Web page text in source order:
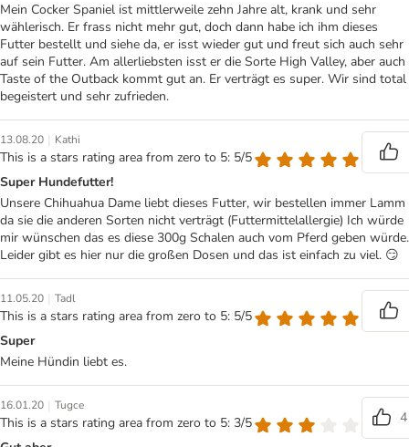
Mein Cocker Spaniel ist mittlerweile zehn Jahre alt, krank und sehr
wählerisch. Er frass nicht mehr gut, doch dann habe ich ihm dieses
Futter bestellt und siehe da, er isst wieder gut und freut sich auch sehr
auf sein Futter. Am allerliebsten isst er die Sorte High Valley, aber auch
Taste of the Outback kommt gut an. Er verträgt es super. Wir sind total
begeistert und sehr zufrieden.
13.08.20 | Kathi
This is a stars rating area from zero to 5: 5/5
Super Hundefutter!
Unsere Chihuahua Dame liebt dieses Futter, wir bestellen immer Lamm
da sie die anderen Sorten nicht verträgt (Futtermittelallergie) Ich würde
mir wünschen das es diese 300g Schalen auch vom Pferd geben würde.
Leider gibt es hier nur die großen Dosen und das ist einfach zu viel. 😏
11.05.20 | Tadl
This is a stars rating area from zero to 5: 5/5
Super
Meine Hündin liebt es.
16.01.20 | Tugce
This is a stars rating area from zero to 5: 3/5
4